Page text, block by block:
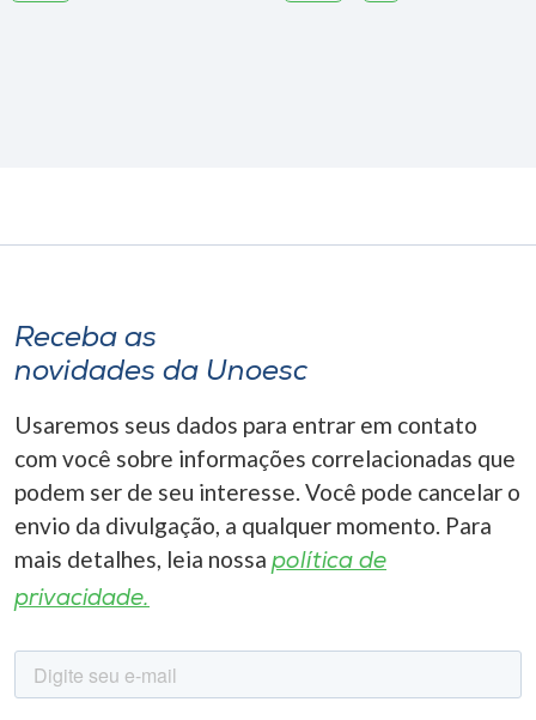
Receba as
novidades da Unoesc
Usaremos seus dados para entrar em contato
com você sobre informações correlacionadas que
podem ser de seu interesse. Você pode cancelar o
envio da divulgação, a qualquer momento. Para
mais detalhes, leia nossa política de
privacidade.